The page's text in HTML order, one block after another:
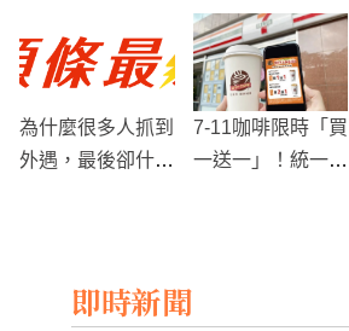
駁：她們故意乾燒
驚險追撞，肇事者
逃亡
為什麼很多人抓到
外遇，最後卻什麼
7-11咖啡限時「買
一送一」！統一獅
即時新聞